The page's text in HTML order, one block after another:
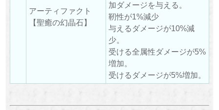
アーティファクト
【聖癒の幻晶石】
加ダメージを与える。
靭性が1%減少
与えるダメージが10%減
少。
受ける全属性ダメージが5%
増加。
受けるダメージが5%増加。